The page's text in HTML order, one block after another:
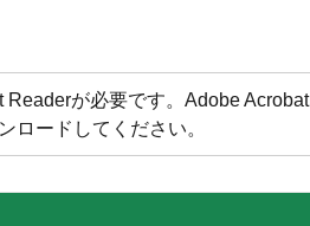
が必要です。Adobe Acrobat
ロードしてください。